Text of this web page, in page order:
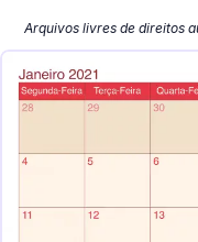
Arquivos livres de direitos